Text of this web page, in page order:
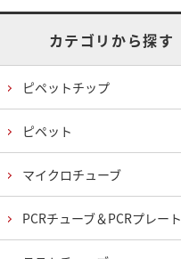
カテゴリから探す
ピペットチップ
ピペット
マイクロチューブ
PCRチューブ＆PCRプレート